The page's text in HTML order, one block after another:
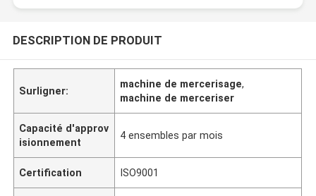
DESCRIPTION DE PRODUIT
Surligner:
machine de mercerisage,
machine de merceriser
Capacité d'approv
isionnement
4 ensembles par mois
Certification ISO9001